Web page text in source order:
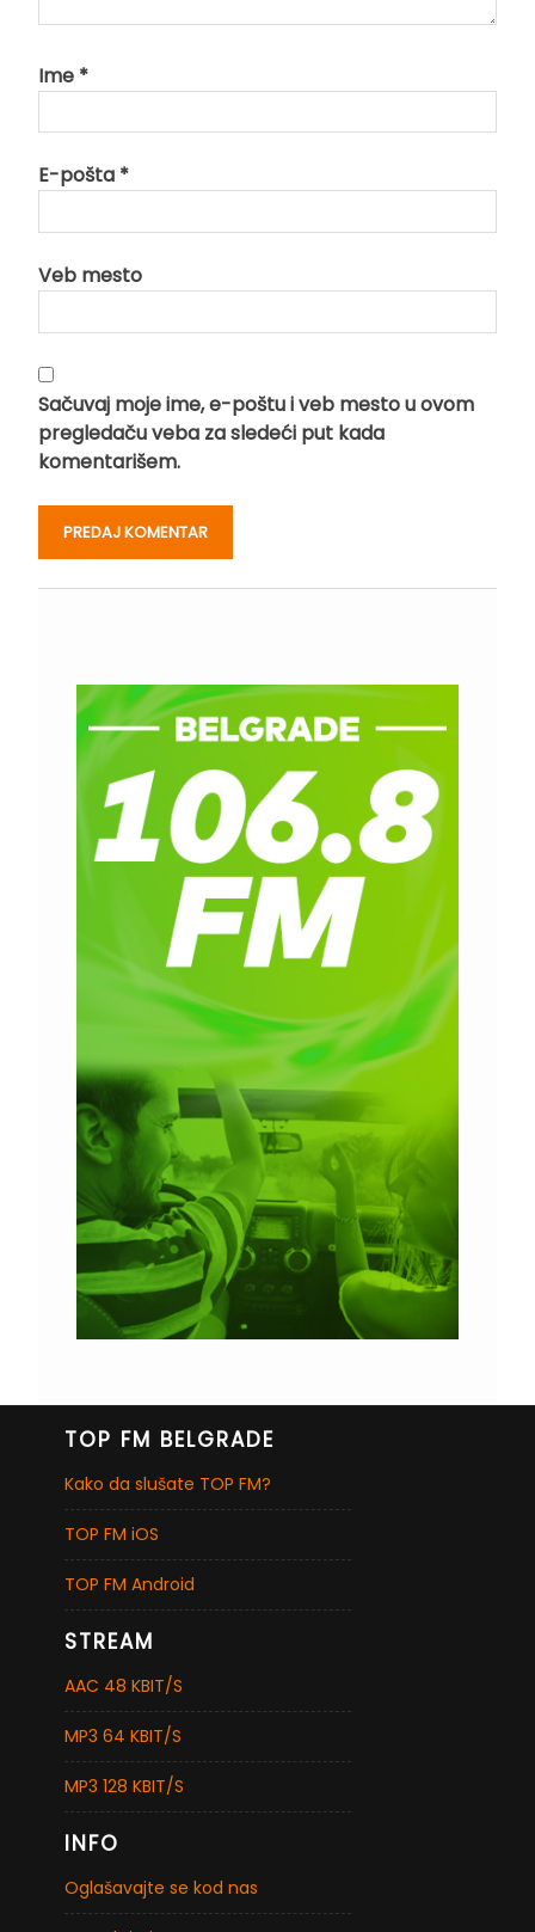
Ime *
E-pošta *
Veb mesto
Sačuvaj moje ime, e-poštu i veb mesto u ovom
pregledaču veba za sledeći put kada
komentarišem.
TOP FM BELGRADE
Kako da slušate TOP FM?
TOP FM iOS
TOP FM Android
STREAM
AAC 48 KBIT/S
MP3 64 KBIT/S
MP3 128 KBIT/S
INFO
Oglašavajte se kod nas